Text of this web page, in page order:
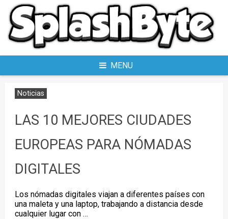
Skip
content
MENU
Noticias
LAS 10 MEJORES CIUDADES
EUROPEAS PARA NÓMADAS
DIGITALES
Los nómadas digitales viajan a diferentes países con
una maleta y una laptop, trabajando a distancia desde
cualquier lugar con …